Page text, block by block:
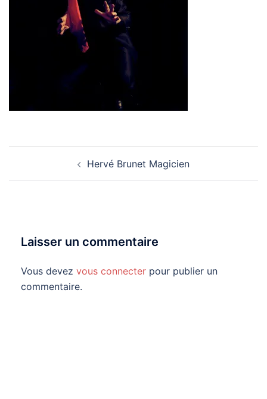
Hervé Brunet Magicien
Laisser un commentaire
Vous devez vous connecter pour publier un
commentaire.